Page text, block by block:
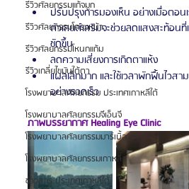
รีวิวศัลยกรรมแก้จมูก
รีวิวศัลยกรรมโครงหน้า
รีวิวศัลยกรรมโหนกแก้ม
รีวิวเกลี่ยไขมันใต้ตา
โรงพยาบาลศัลยกรรม ประเทศเกาหลีใต้
โรงพยาบาลศัลยกรรมจีเอ็นจี
โรงพยาบาลศัลยกรรมมาร์เบิ้ล
โรงพยาบาลศัลยกรรมเกาหลี
ข่าวสาร ประเทศเกาหลีใต้
ปรับปรุงการมองเห็น อย่างเมื่อตอ
ตัวเลนส์เสริมจะช่วยลดแสงสะท้อนที่
ชัดขึ้น
ลดความเสี่ยงการเกิดตาแห้ง
แผลเล็กมาก และใช้เวลาพักฟื้นไวส
อย่างรวดเร็ว
ภาพบรรยากาศ Healing Eye Clinic